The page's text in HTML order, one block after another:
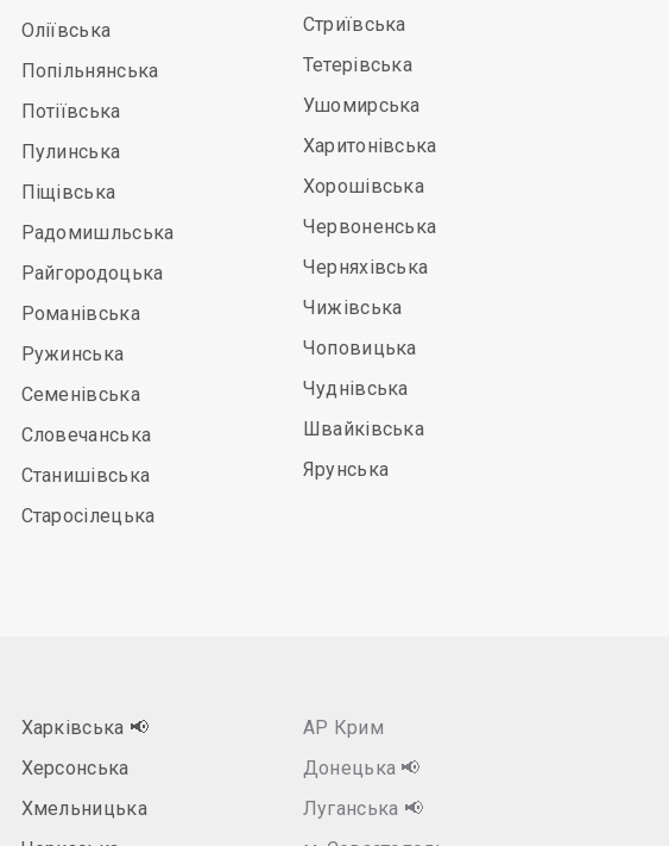
Оліївська
Попільнянська
Потіївська
Пулинська
Піщівська
Радомишльська
Райгородоцька
Романівська
Ружинська
Семенівська
Словечанська
Станишівська
Старосілецька
Стриївська
Тетерівська
Ушомирська
Харитонівська
Хорошівська
Червоненська
Черняхівська
Чижівська
Чоповицька
Чуднівська
Швайківська
Ярунська
Харківська 📢
Херсонська
Хмельницька
АР Крим
Донецька 📢
Луганська 📢